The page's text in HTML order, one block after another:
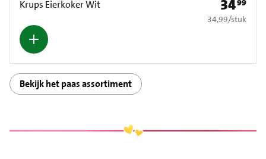
Krups Eierkoker Wit Prijs: €
34
€ 34,99 per stuk
34,99/stuk
Bekijk het paas assortiment